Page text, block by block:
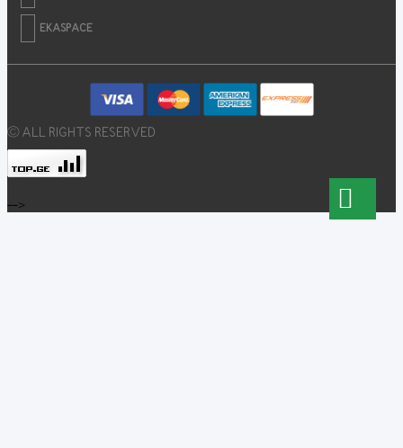
EKASPACE
© ALL RIGHTS RESERVED
-->